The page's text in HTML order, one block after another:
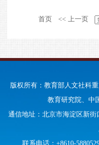
首页 << 上一页
版权所有：教育部人文社科
教育研究院、中
通信地址：北京市海淀区新街
联系电话：+8610-